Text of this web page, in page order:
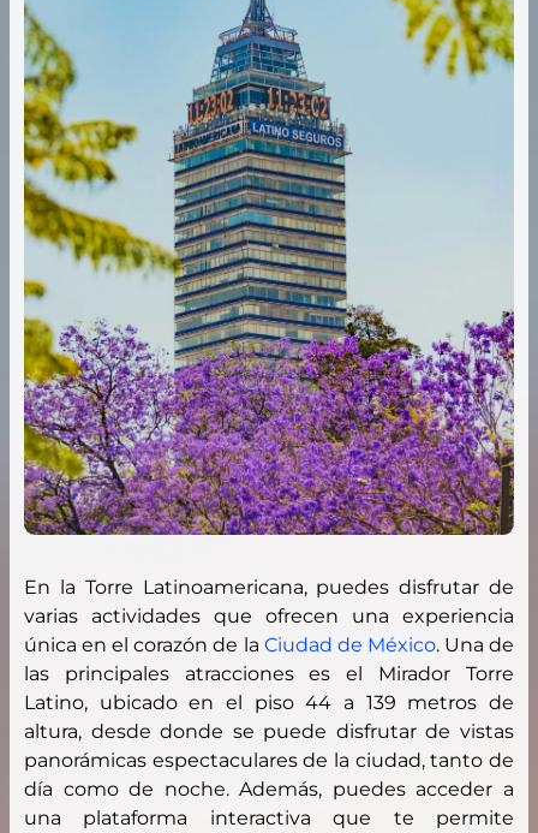
En la Torre Latinoamericana, puedes disfrutar de
varias actividades que ofrecen una experiencia
única en el corazón de la Ciudad de México. Una de
las principales atracciones es el Mirador Torre
Latino, ubicado en el piso 44 a 139 metros de
altura, desde donde se puede disfrutar de vistas
panorámicas espectaculares de la ciudad, tanto de
día como de noche. Además, puedes acceder a
una plataforma interactiva que te permite